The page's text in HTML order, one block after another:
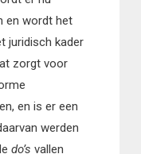
en wordt het
juridisch kader
zorgt voor
en is er een
werden
do’s vallen